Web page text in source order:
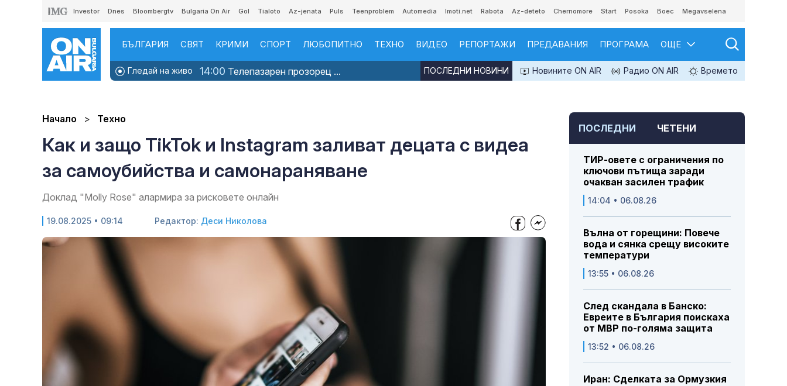
Investor Dnes Bloombergtv Bulgaria On Air Gol Tialoto Az-jenata Puls Teenproblem Automedia Imoti.net Rabota Az-deteto Chernomore Start Posoka Boec Megavselena
БЪЛГАРИЯ СВЯТ КРИМИ СПОРТ ЛЮБОПИТНО ТЕХНО ВИДЕО РЕПОРТАЖИ ПРЕДАВАНИЯ ПРОГРАМА ОЩЕ
Гледай на живо 14:00 Телепазарен прозорец ... Новините ON AIR Радио ON AIR Времето
ПОСЛЕДНИ НОВИНИ
Начало Техно
Как и защо TikTok и Instagram заливат децата с видеа
за самоубийства и самонараняване
Доклад "Molly Rose" алармира за рисковете онлайн
19.08.2025 • 09:14 Редактор: Деси Николова
ПОСЛЕДНИ ЧЕТЕНИ
ТИР-овете с ограничения по
ключови пътища заради
очакван засилен трафик
14:04 • 06.08.26
Вълна от горещини: Повече
вода и сянка срещу високите
температури
13:55 • 06.08.26
След скандала в Банско:
Евреите в България поискаха
от МВР по-голяма защита
13:52 • 06.08.26
Иран: Сделката за Ормузкия